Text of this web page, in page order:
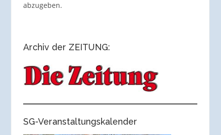
abzugeben.
Archiv der ZEITUNG:
SG-Veranstaltungskalender